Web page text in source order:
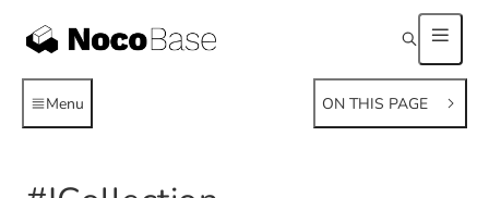
Menu ON THIS PAGE